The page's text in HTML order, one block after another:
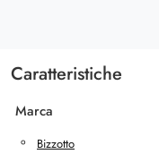
Caratteristiche
Marca
Bizzotto